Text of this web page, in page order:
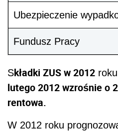
Ubezpieczenie
Fundusz Pracy
Składki ZUS w 2012
lutego 2012 wzrośnie o
rentowa.
W 2012 roku